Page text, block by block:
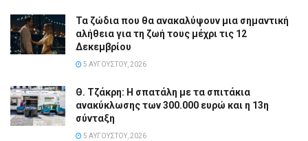
Τα ζώδια που θα ανακαλύψουν μια σημαντική
αλήθεια για τη ζωή τους μέχρι τις 12
Δεκεμβρίου
5 ΑΥΓΟΎΣΤΟΥ, 2026
Θ. Τζάκρη: Η σπατάλη με τα σπιτάκια
ανακύκλωσης των 300.000 ευρώ και η 13η
σύνταξη
5 ΑΥΓΟΎΣΤΟΥ, 2026